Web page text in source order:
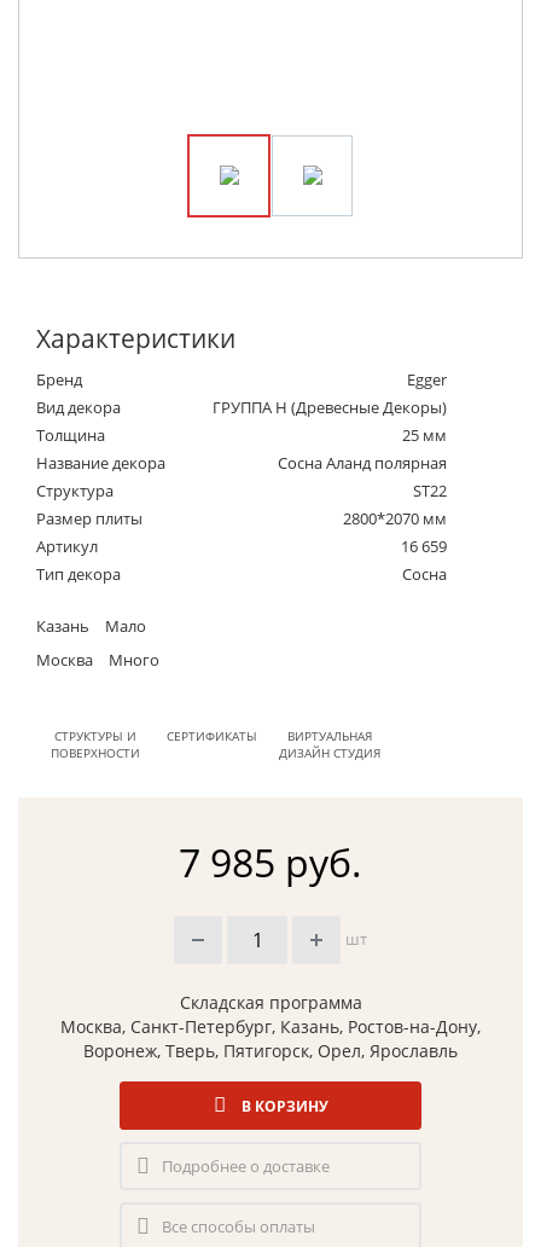
Характеристики
Бренд
Egger
Вид декора
ГРУППА Н (Древесные Декоры)
Толщина
25 мм
Название декора
Сосна Аланд полярная
Структура
ST22
Размер плиты
2800*2070 мм
Артикул
16 659
Тип декора
Сосна
Казань
Мало
Москва
Много
СТРУКТУРЫ И
ПОВЕРХНОСТИ
СЕРТИФИКАТЫ
ВИРТУАЛЬНАЯ
ДИЗАЙН СТУДИЯ
7 985 руб.
шт
Складская программа
Москва, Санкт-Петербург, Казань, Ростов-на-Дону,
Воронеж, Тверь, Пятигорск, Орел, Ярославль
В КОРЗИНУ
Подробнее о доставке
Все способы оплаты